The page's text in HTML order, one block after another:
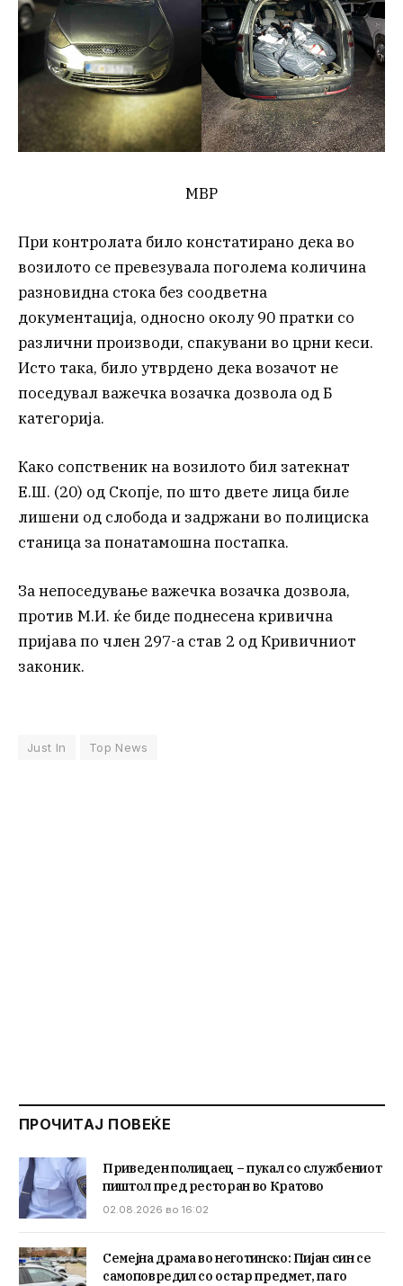
МВР
При контролата било констатирано дека во
возилото се превезувала поголема количина
разновидна стока без соодветна
документација, односно околу 90 пратки со
различни производи, спакувани во црни кеси.
Исто така, било утврдено дека возачот не
поседувал важечка возачка дозвола од Б
категорија.
Како сопственик на возилото бил затекнат
Е.Ш. (20) од Скопје, по што двете лица биле
лишени од слобода и задржани во полициска
станица за понатамошна постапка.
За непоседување важечка возачка дозвола,
против М.И. ќе биде поднесена кривична
пријава по член 297-а став 2 од Кривичниот
законик.
Just In Top News
ПРОЧИТАЈ ПОВЕЌЕ
Приведен полицаец – пукал со службениот
пиштол пред ресторан во Кратово
02.08.2026 во 16:02
Семејна драма во неготинско: Пијан син се
самоповредил со остар предмет, па го